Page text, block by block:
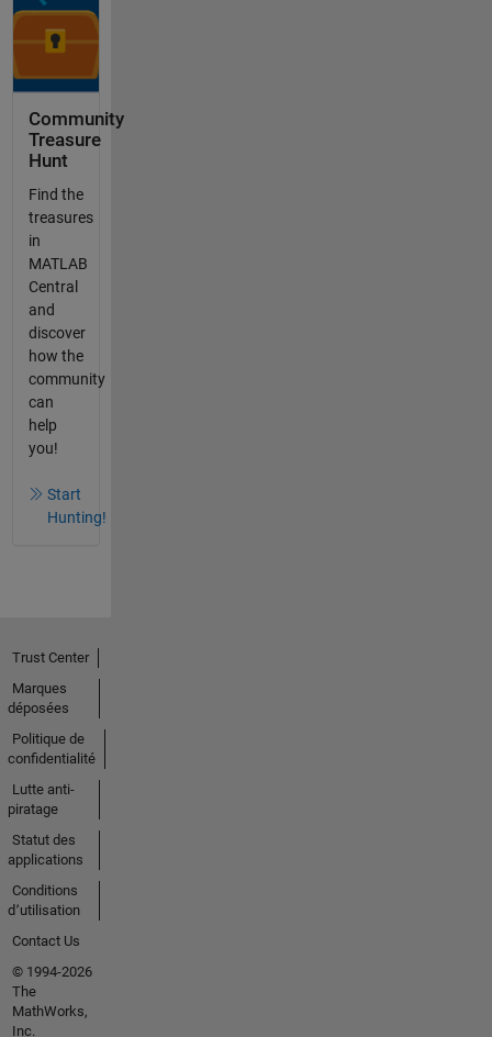
Community
Treasure
Hunt
Find the
treasures
in
MATLAB
Central
and
discover
how the
community
can
help
you!
Start
Hunting!
Trust Center
Marques
déposées
Politique de
confidentialité
Lutte anti-
piratage
Statut des
applications
Conditions
d՚utilisation
Contact Us
© 1994-2026
The
MathWorks,
Inc.